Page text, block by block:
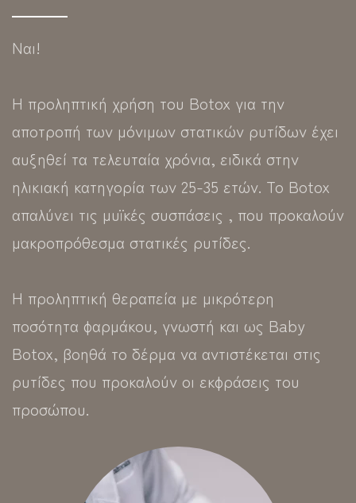
Ναι!
Η προληπτική χρήση του Botox για την
αποτροπή των μόνιμων στατικών ρυτίδων έχει
αυξηθεί τα τελευταία χρόνια, ειδικά στην
ηλικιακή κατηγορία των 25-35 ετών. Το Botox
απαλύνει τις μυϊκές συσπάσεις , που προκαλούν
μακροπρόθεσμα στατικές ρυτίδες.
Η προληπτική θεραπεία με μικρότερη
ποσότητα φαρμάκου, γνωστή και ως Baby
Botox, βοηθά το δέρμα να αντιστέκεται στις
ρυτίδες που προκαλούν οι εκφράσεις του
προσώπου.